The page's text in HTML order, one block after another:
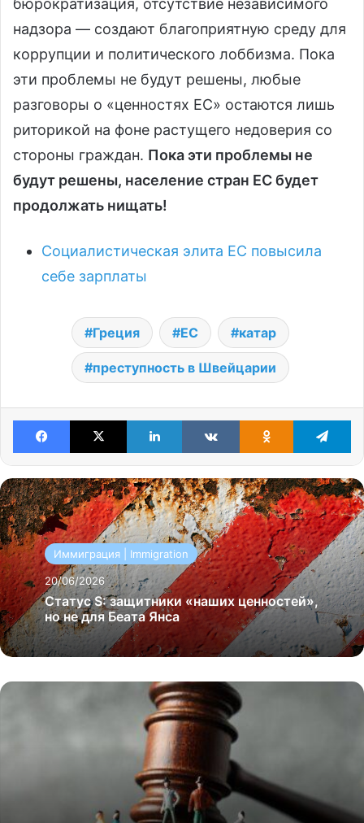
бюрократизация, отсутствие независимого
надзора — создают благоприятную среду для
коррупции и политического лоббизма. Пока
эти проблемы не будут решены, любые
разговоры о «ценностях ЕС» остаются лишь
риторикой на фоне растущего недоверия со
стороны граждан. Пока эти проблемы не
будут решены, население стран ЕС будет
продолжать нищать!
Социалистическая элита ЕС повысила
себе зарплаты
Греция ЕС катар
преступность в Швейцарии
Facebook X LinkedIn VKontakteOdnoklassniki
Иммиграция | Immigration
20/06/2026
Статус S: защитники «наших ценностей»,
но не для Беата Янса